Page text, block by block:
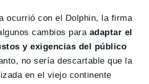
ocurrió con el Dolphin, la firma
cambios paraadaptar el
y exigencias del público
no sería descartable que la
en el viejo continente